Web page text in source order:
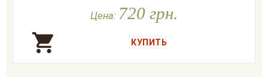
 В наличии
Цена: 720 грн.